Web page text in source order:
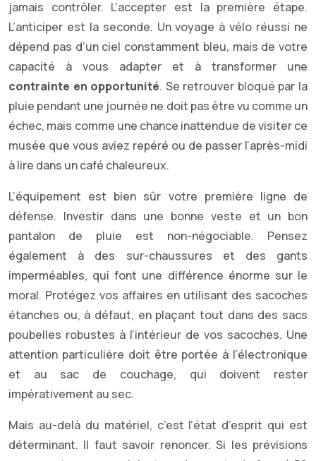
jamais contrôler. L’accepter est la première étape.
L’anticiper est la seconde. Un voyage à vélo réussi ne
dépend pas d’un ciel constamment bleu, mais de votre
capacité à vous adapter et à transformer une
contrainte en opportunité. Se retrouver bloqué par la
pluie pendant une journée ne doit pas être vu comme un
échec, mais comme une chance inattendue de visiter ce
musée que vous aviez repéré ou de passer l’après-midi
à lire dans un café chaleureux.
L’équipement est bien sûr votre première ligne de
défense. Investir dans une bonne veste et un bon
pantalon de pluie est non-négociable. Pensez
également à des sur-chaussures et des gants
imperméables, qui font une différence énorme sur le
moral. Protégez vos affaires en utilisant des sacoches
étanches ou, à défaut, en plaçant tout dans des sacs
poubelles robustes à l’intérieur de vos sacoches. Une
attention particulière doit être portée à l’électronique
et au sac de couchage, qui doivent rester
impérativement au sec.
Mais au-delà du matériel, c’est l’état d’esprit qui est
déterminant. Il faut savoir renoncer. Si les prévisions